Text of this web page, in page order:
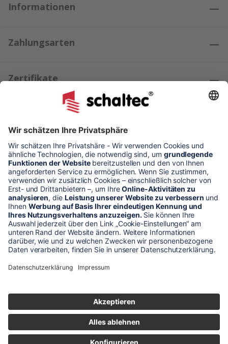
Informationen
Zahlungsarten
Zertifikate
Kundenmeinungen
* Alle Preise verstehen sich zzgl. Mehrwertsteuer und Versandkosten
Unser Shop-Angebot richtet sich nur an gewerbliche
** LP = Listenneupreis (netto) des Herstellers
Mitarbeitern bearbeitet. Sie erhalten in jedem Fall ein Angebot bzw.
eine Auftragsbestätigung.
Produktabbildungen von Gebrauchtartikeln entsprechen nicht immer
der vorrätigen Ware - sie können ähnliche Produkte zeigen.